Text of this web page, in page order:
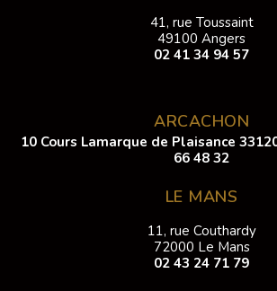
41, rue Toussaint
49100 Angers
02 41 34 94 57
ARCACHON
10 Cours Lamarque de Plaisance
66 48 32
LE MANS
11, rue Couthardy
72000 Le Mans
02 43 24 71 79